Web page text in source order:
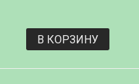
В КОРЗИНУ